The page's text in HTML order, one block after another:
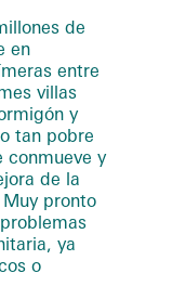
de
en
entre
villas
y
tan pobre
conmueve y
de la
pronto
ya
o